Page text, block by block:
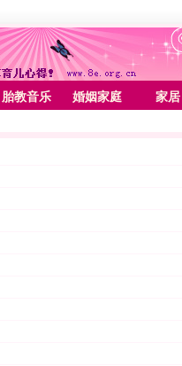
胎教音乐 婚姻家庭 家居